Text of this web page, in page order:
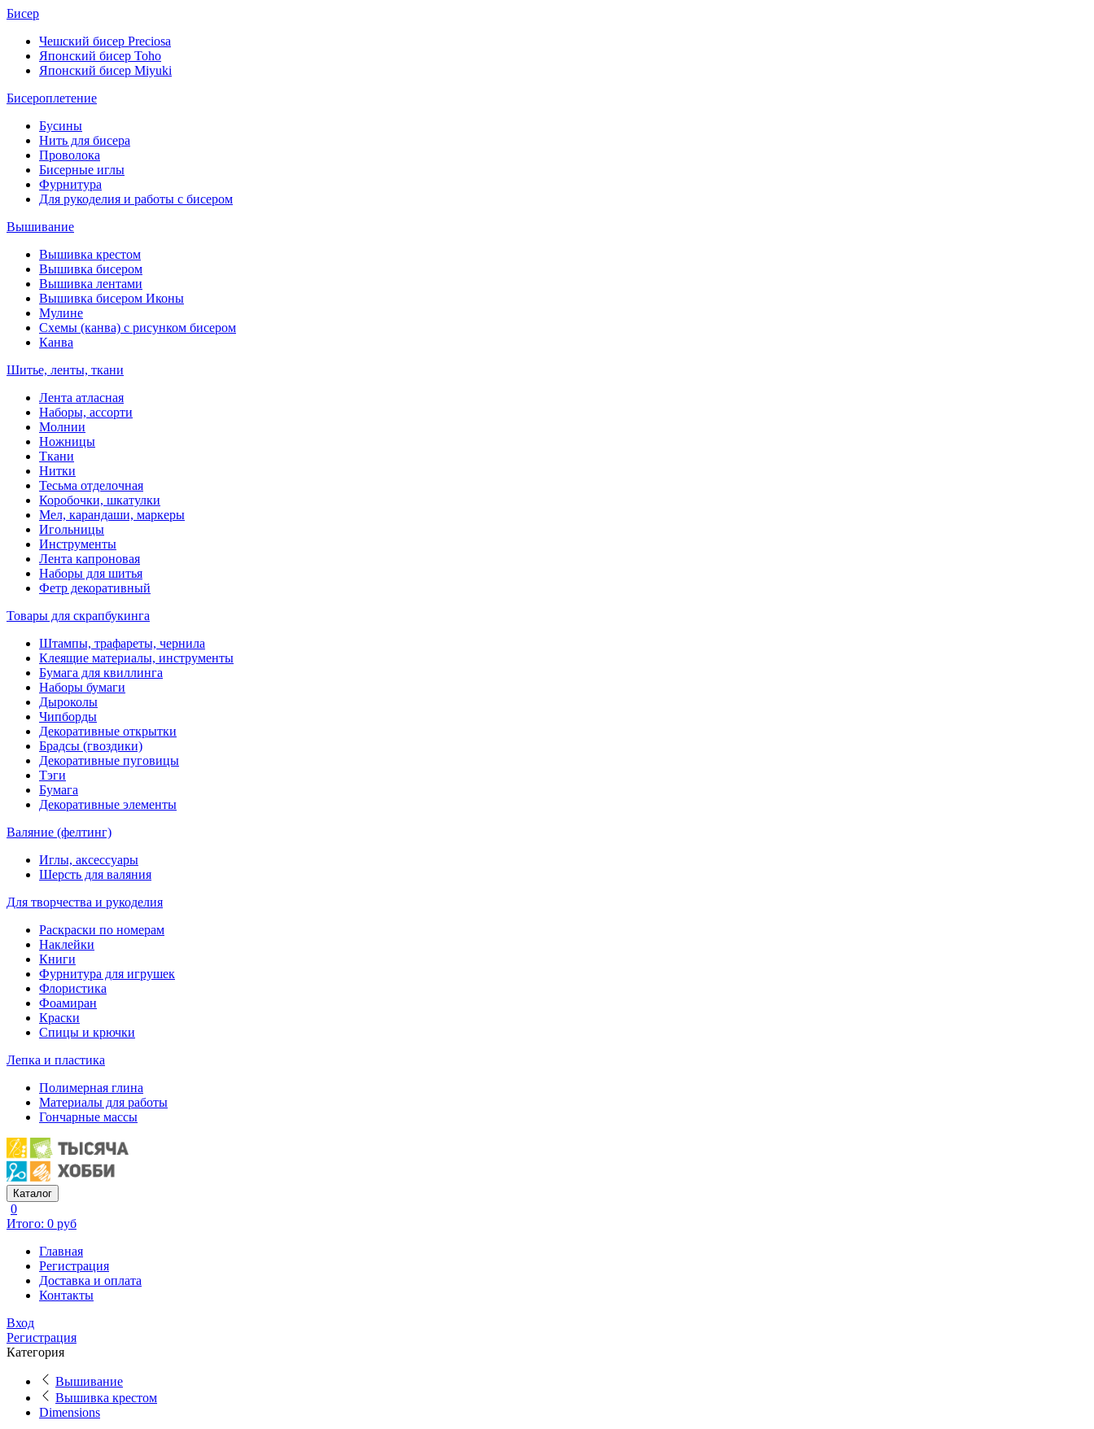
Бисер
Чешский бисер Preciosa
Японский бисер Toho
Японский бисер Miyuki
Бисероплетение
Бусины
Нить для бисера
Проволока
Бисерные иглы
Фурнитура
Для рукоделия и работы с бисером
Вышивание
Вышивка крестом
Вышивка бисером
Вышивка лентами
Вышивка бисером Иконы
Мулине
Схемы (канва) с рисунком бисером
Канва
Шитье, ленты, ткани
Лента атласная
Наборы, ассорти
Молнии
Ножницы
Ткани
Нитки
Тесьма отделочная
Коробочки, шкатулки
Мел, карандаши, маркеры
Игольницы
Инструменты
Лента капроновая
Наборы для шитья
Фетр декоративный
Товары для скрапбукинга
Штампы, трафареты, чернила
Клеящие материалы, инструменты
Бумага для квиллинга
Наборы бумаги
Дыроколы
Чипборды
Декоративные открытки
Брадсы (гвоздики)
Декоративные пуговицы
Тэги
Бумага
Декоративные элементы
Валяние (фелтинг)
Иглы, аксессуары
Шерсть для валяния
Для творчества и рукоделия
Раскраски по номерам
Наклейки
Книги
Фурнитура для игрушек
Флористика
Фоамиран
Краски
Спицы и крючки
Лепка и пластика
Полимерная глина
Материалы для работы
Гончарные массы
Каталог
0
Итого: 0 руб
Главная
Регистрация
Доставка и оплата
Контакты
Вход
Регистрация
Категория
Вышивание
Вышивка крестом
Dimensions